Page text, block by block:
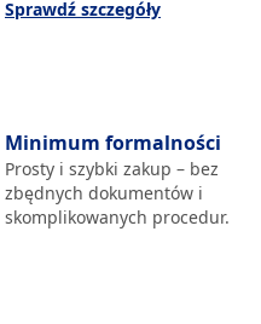
Sprawdź szczegóły
Minimum formalności
Prosty i szybki zakup – bez
zbędnych dokumentów i
skomplikowanych procedur.